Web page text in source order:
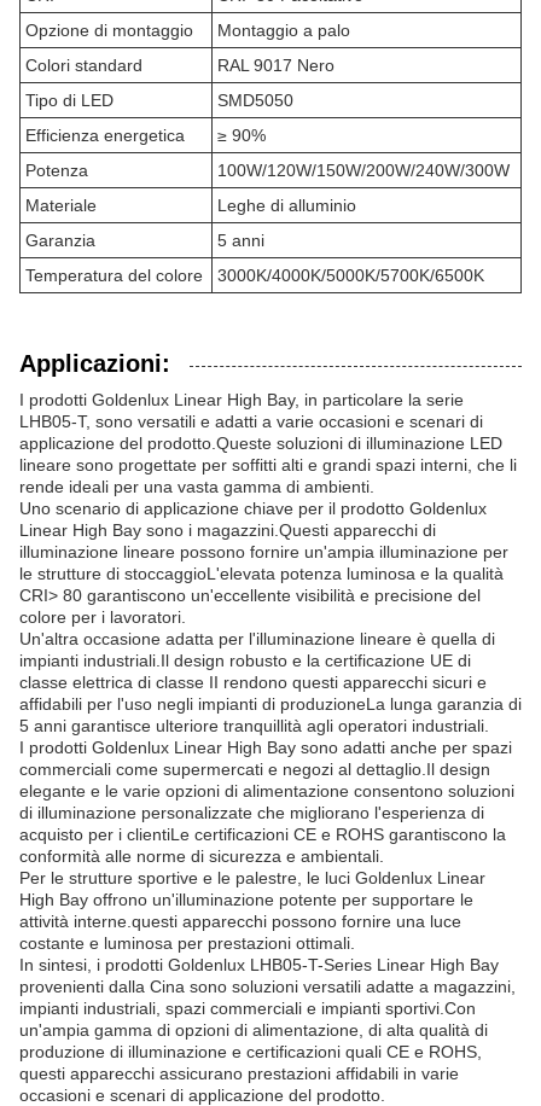
Opzione di montaggio
Montaggio a palo
Colori standard
RAL 9017 Nero
Tipo di LED
SMD5050
Efficienza energetica
≥ 90%
Potenza
100W/120W/150W/200W/240W/300W
Materiale
Leghe di alluminio
Garanzia
5 anni
Temperatura del colore
3000K/4000K/5000K/5700K/6500K
Applicazioni:
I prodotti Goldenlux Linear High Bay, in particolare la serie
LHB05-T, sono versatili e adatti a varie occasioni e scenari di
applicazione del prodotto.Queste soluzioni di illuminazione LED
lineare sono progettate per soffitti alti e grandi spazi interni, che li
rende ideali per una vasta gamma di ambienti.
Uno scenario di applicazione chiave per il prodotto Goldenlux
Linear High Bay sono i magazzini.Questi apparecchi di
illuminazione lineare possono fornire un'ampia illuminazione per
le strutture di stoccaggioL'elevata potenza luminosa e la qualità
CRI> 80 garantiscono un'eccellente visibilità e precisione del
colore per i lavoratori.
Un'altra occasione adatta per l'illuminazione lineare è quella di
impianti industriali.Il design robusto e la certificazione UE di
classe elettrica di classe II rendono questi apparecchi sicuri e
affidabili per l'uso negli impianti di produzioneLa lunga garanzia di
5 anni garantisce ulteriore tranquillità agli operatori industriali.
I prodotti Goldenlux Linear High Bay sono adatti anche per spazi
commerciali come supermercati e negozi al dettaglio.Il design
elegante e le varie opzioni di alimentazione consentono soluzioni
di illuminazione personalizzate che migliorano l'esperienza di
acquisto per i clientiLe certificazioni CE e ROHS garantiscono la
conformità alle norme di sicurezza e ambientali.
Per le strutture sportive e le palestre, le luci Goldenlux Linear
High Bay offrono un'illuminazione potente per supportare le
attività interne.questi apparecchi possono fornire una luce
costante e luminosa per prestazioni ottimali.
In sintesi, i prodotti Goldenlux LHB05-T-Series Linear High Bay
provenienti dalla Cina sono soluzioni versatili adatte a magazzini,
impianti industriali, spazi commerciali e impianti sportivi.Con
un'ampia gamma di opzioni di alimentazione, di alta qualità di
produzione di illuminazione e certificazioni quali CE e ROHS,
questi apparecchi assicurano prestazioni affidabili in varie
occasioni e scenari di applicazione del prodotto.